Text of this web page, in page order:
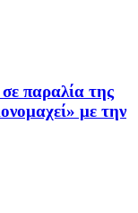
παραλία της
με την